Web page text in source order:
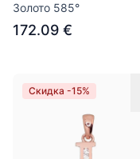
Золото 585°
172.09 €
Скидка -15%